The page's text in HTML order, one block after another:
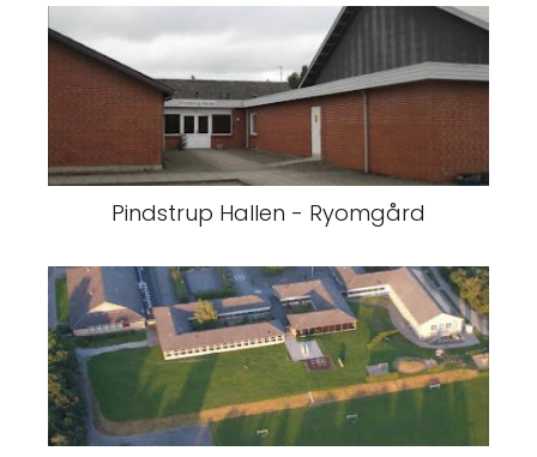
Pindstrup Hallen - Ryomgård